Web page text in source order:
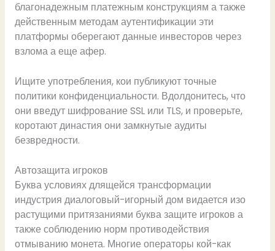
благонадежным платежным конструкциям а также
действенным методам аутентификации эти
платформы оберегают данные инвесторов через
взлома а еще афер.
Ищите употребления, кои публикуют точные
политики конфиденциальности. Вдолдонитесь, что
они введут шифрование SSL или TLS, и проверьте,
коротают династия они замкнутые аудиты
безвредности.
Автозащита игроков
Буква условиях длящейся трансформации
индустрия диалоговый-игорный дом видается изо
растущими притязаниями буква защите игроков а
также соблюдению норм противодействия
отмыванию монета. Многие операторы кой-как